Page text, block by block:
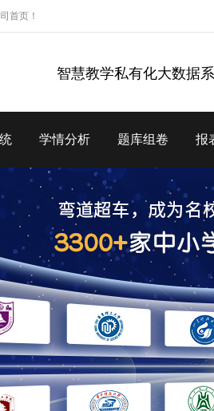
首页！
智慧教学私有化大数据
学情分析 题库组卷 报